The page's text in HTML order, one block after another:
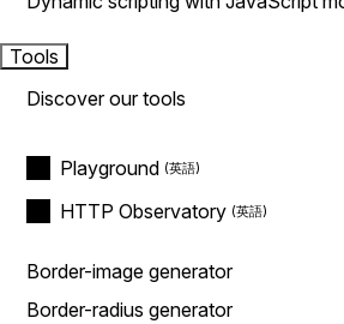
Tools
Discover our tools
Playground
HTTP Observatory
Border-image generator
Border-radius generator